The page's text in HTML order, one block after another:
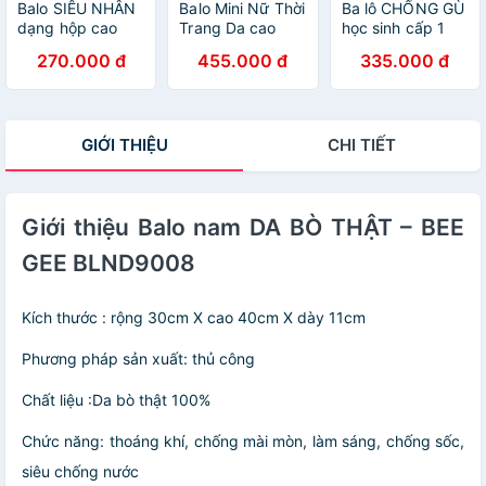
Balo SIÊU NHÂN
dạng hộp cao
đi học cấp 1
avenger BEEGEE
270.000 đ
Balo Mini Nữ Thời
Trang Da cao
BEE GEE
BLNN9011 (Tặng
455.000 đ
Ba lô CHỐNG GÙ
học sinh cấp 1
đáng yêu ELSA
BEEGEE HS1014
335.000 đ
GIỚI THIỆU CHI TIẾT
Giới thiệu Balo nam DA BÒ THẬT – BEE
GEE BLND9008
Kích thước : rộng 30cm X cao 40cm X dày 11cm
Phương pháp sản xuất: thủ công
Chất liệu :Da bò thật 100%
Chức năng: thoáng khí, chống mài mòn, làm sáng, chống sốc,
siêu chống nước